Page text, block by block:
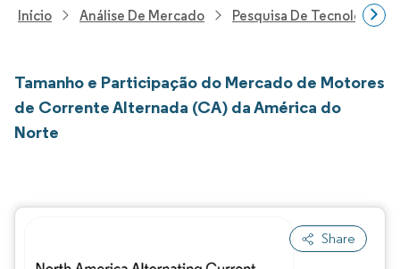
Início Análise De Mercado Pesquisa De Tecnologia,
Tamanho e Participação do Mercado de Motores
de Corrente Alternada (CA) da América do
Norte
Share